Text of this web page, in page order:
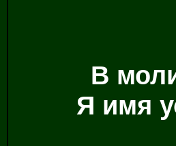
В
Я имя